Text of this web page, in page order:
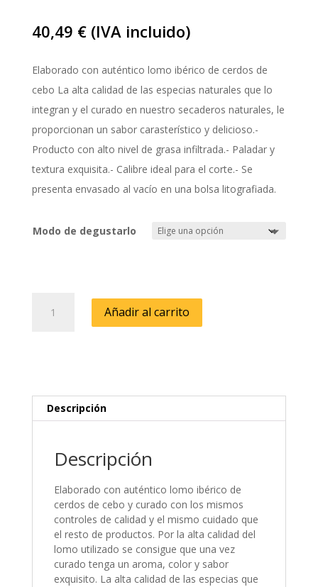
40,49 € (IVA incluido)
Elaborado con auténtico lomo ibérico de cerdos de
cebo La alta calidad de las especias naturales que lo
integran y el curado en nuestro secaderos naturales, le
proporcionan un sabor carasterístico y delicioso.-
Producto con alto nivel de grasa infiltrada.- Paladar y
textura exquisita.- Calibre ideal para el corte.- Se
presenta envasado al vacío en una bolsa litografiada.
Modo de degustarlo
Cebo
cantidad
Añadir al carrito
Descripción
Descripción
Elaborado con auténtico lomo ibérico de
cerdos de cebo y curado con los mismos
controles de calidad y el mismo cuidado que
el resto de productos. Por la alta calidad del
lomo utilizado se consigue que una vez
curado tenga un aroma, color y sabor
exquisito. La alta calidad de las especias que